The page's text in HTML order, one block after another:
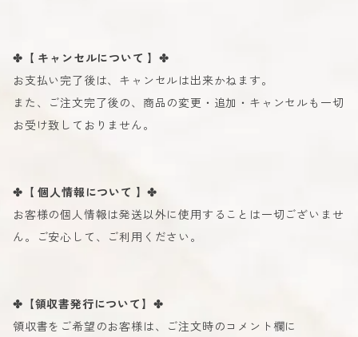
✤【 キャンセルについて 】✤
お支払い完了後は、キャンセルは出来かねます。
また、ご注文完了後の、商品の変更・追加・キャンセルも一切
お受け致しておりません。
✤【 個人情報について 】✤
お客様の個人情報は発送以外に使用することは一切ございませ
ん。ご安心して、ご利用ください。
✤【領収書発行について】✤
領収書をご希望のお客様は、ご注文時のコメント欄に